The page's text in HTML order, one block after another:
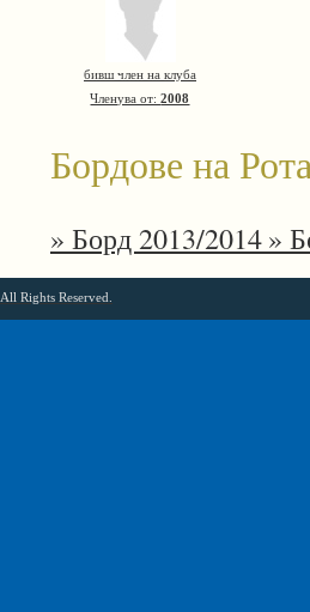
бивш член на клуба
Членува от:2008
Бордове на
» Борд 2013/2014»
Rights Reserved.